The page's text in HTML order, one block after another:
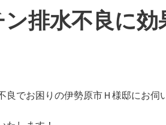
排水不良に効
良でお困りの伊勢原市Ｈ様邸にお伺